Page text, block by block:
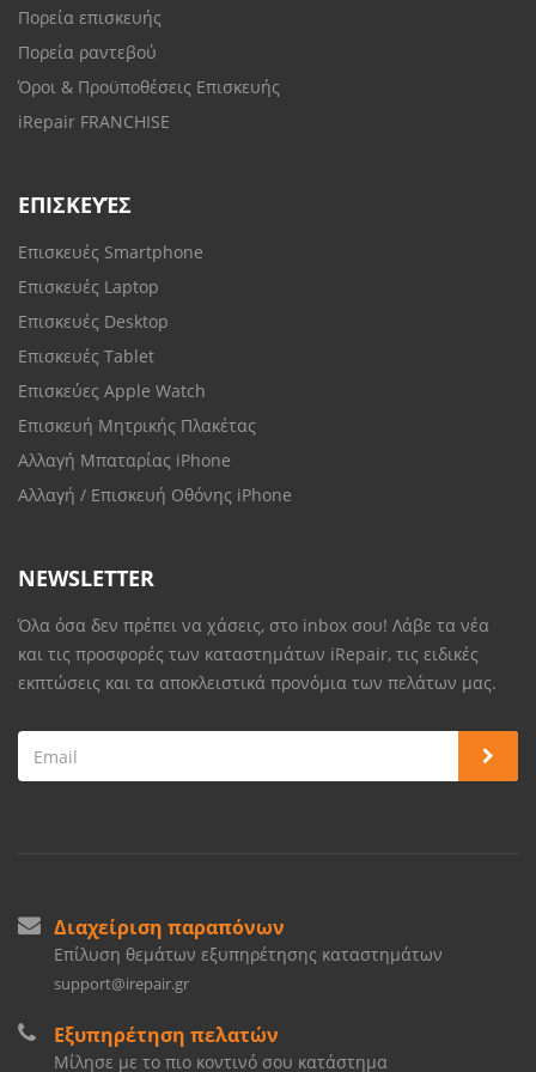
Πορεία επισκευής
Πορεία ραντεβού
Όροι & Προϋποθέσεις Επισκευής
iRepair FRANCHISE
ΕΠΙΣΚΕΥΈΣ
Επισκευές Smartphone
Επισκευές Laptop
Επισκευές Desktop
Επισκευές Tablet
Επισκεύες Apple Watch
Επισκευή Μητρικής Πλακέτας
Αλλαγή Μπαταρίας iPhone
Αλλαγή / Επισκευή Οθόνης iPhone
NEWSLETTER
Όλα όσα δεν πρέπει να χάσεις, στο inbox σου! Λάβε τα νέα
και τις προσφορές των καταστημάτων iRepair, τις ειδικές
εκπτώσεις και τα αποκλειστικά προνόμια των πελάτων μας.
Διαχείριση παραπόνων
Επίλυση θεμάτων εξυπηρέτησης καταστημάτων
support@irepair.gr
Εξυπηρέτηση πελατών
Μίλησε με το πιο κοντινό σου κατάστημα